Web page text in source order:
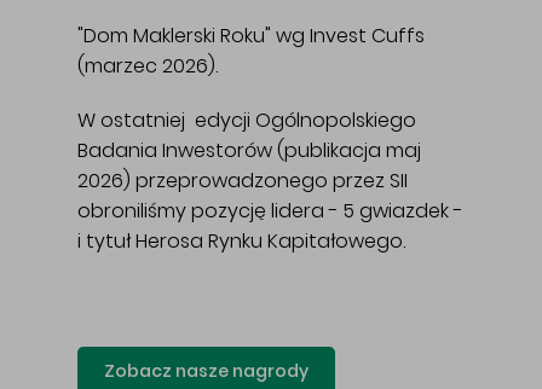
"Dom Maklerski Roku" wg Invest Cuffs
(marzec 2026).
W ostatniej edycji Ogólnopolskiego
Badania Inwestorów (publikacja maj
2026) przeprowadzonego przez SII
obroniliśmy pozycję lidera - 5 gwiazdek -
i tytuł Herosa Rynku Kapitałowego.
Zobacz nasze nagrody